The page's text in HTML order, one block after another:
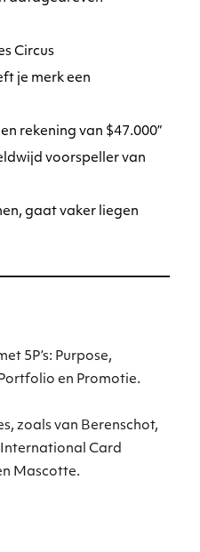
Circus
je merk een
rekening van $47.000”
voorspeller van
gaat vaker liegen
5P’s: Purpose,
en Promotie.
zoals van Berenschot,
International Card
Mascotte.